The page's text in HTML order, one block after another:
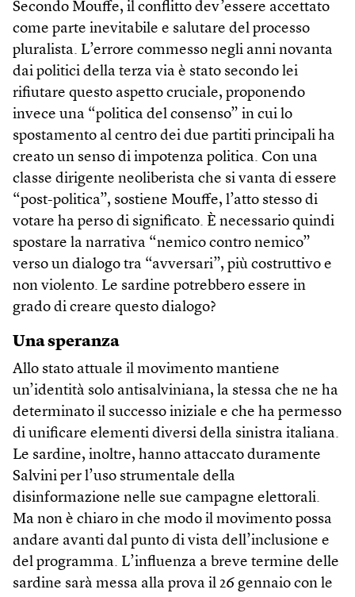
Secondo Mouffe, il conflitto dev’essere accettato
come parte inevitabile e salutare del processo
pluralista. L’errore commesso negli anni novanta
dai politici della terza via è stato secondo lei
rifiutare questo aspetto cruciale, proponendo
invece una “politica del consenso” in cui lo
spostamento al centro dei due partiti principali ha
creato un senso di impotenza politica. Con una
classe dirigente neoliberista che si vanta di essere
“post-politica”, sostiene Mouffe, l’atto stesso di
votare ha perso di significato. È necessario quindi
spostare la narrativa “nemico contro nemico”
verso un dialogo tra “avversari”, più costruttivo e
non violento. Le sardine potrebbero essere in
grado di creare questo dialogo?
Una speranza
Allo stato attuale il movimento mantiene
un’identità solo antisalviniana, la stessa che ne ha
determinato il successo iniziale e che ha permesso
di unificare elementi diversi della sinistra italiana.
Le sardine, inoltre, hanno attaccato duramente
Salvini per l’uso strumentale della
disinformazione nelle sue campagne elettorali.
Ma non è chiaro in che modo il movimento possa
andare avanti dal punto di vista dell’inclusione e
del programma. L’influenza a breve termine delle
sardine sarà messa alla prova il 26 gennaio con le